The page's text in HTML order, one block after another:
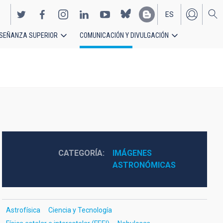
EN
ES
SUPERIOR COMUNICACIÓN Y DIVULGACIÓN
CATEGORÍA
IMÁGENES
ASTRONÓMICAS
Astrofísica
Ciencia y Tecnología